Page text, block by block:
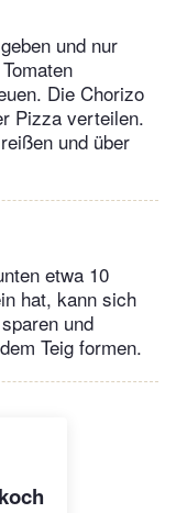
und nur
Die Chorizo
Pizza verteilen.
und über
etwa 10
hat, kann sich
und
Teig formen.